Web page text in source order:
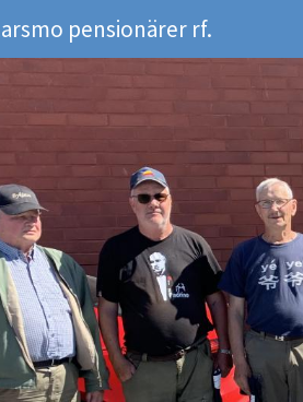
pensionärer rf.